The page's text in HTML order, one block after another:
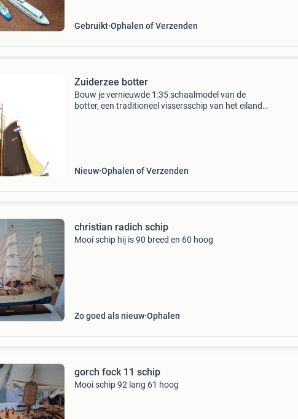
Gebruikt Ophalen of Verzenden
Zuiderzee botter
Bouw je vernieuwde 1:35 schaalmodel van de
botter, een traditioneel vissersschip van het eiland
Nieuw Ophalen of Verzenden
christian radich schip
Mooi schip hij is 90 breed en 60 hoog
Zo goed als nieuw Ophalen
gorch fock 11 schip
Mooi schip 92 lang 61 hoog